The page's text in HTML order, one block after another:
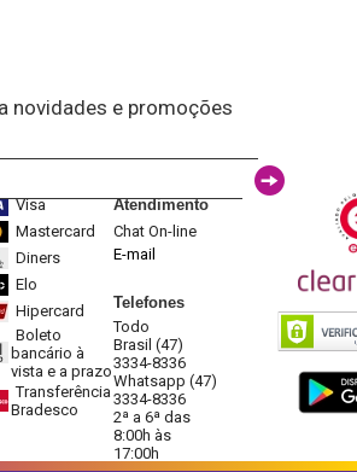
novidades e promoções
Visa
Mastercard
Diners
Elo
Hipercard
Boleto
bancário à
vista e a prazo
Transferência
Bradesco
Atendimento
Chat On-line
E-mail
Telefones
Todo
Brasil (47)
3334-8336
Whatsapp (47)
3334-8336
2ª a 6ª das
8:00h às
17:00h